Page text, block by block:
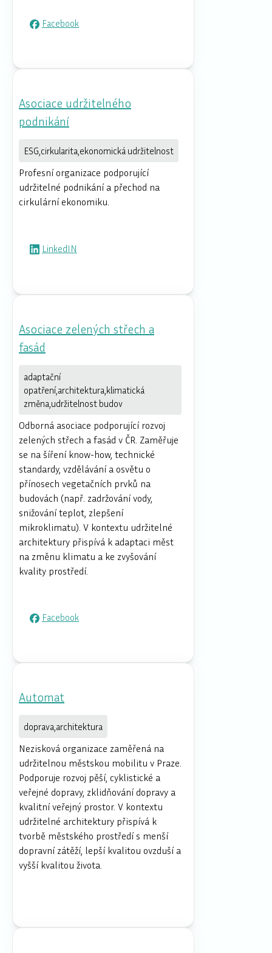
Facebook
Asociace udržitelného
podnikání
ESG,cirkularita,ekonomická udržitelnost
Profesní organizace podporující
udržitelné podnikání a přechod na
cirkulární ekonomiku.
LinkedIN
Asociace zelených střech a
fasád
adaptační
opatření,architektura,klimatická
změna,udržitelnost budov
Odborná asociace podporující rozvoj
zelených střech a fasád v ČR. Zaměřuje
se na šíření know-how, technické
standardy, vzdělávání a osvětu o
přínosech vegetačních prvků na
budovách (např. zadržování vody,
snižování teplot, zlepšení
mikroklimatu). V kontextu udržitelné
architektury přispívá k adaptaci měst
na změnu klimatu a ke zvyšování
kvality prostředí.
Facebook
Automat
doprava,architektura
Nezisková organizace zaměřená na
udržitelnou městskou mobilitu v Praze.
Podporuje rozvoj pěší, cyklistické a
veřejné dopravy, zklidňování dopravy a
kvalitní veřejný prostor. V kontextu
udržitelné architektury přispívá k
tvorbě městského prostředí s menší
dopravní zátěží, lepší kvalitou ovzduší a
vyšší kvalitou života.